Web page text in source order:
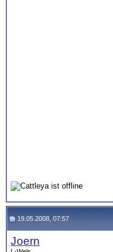
19.05.2008, 07:57
Joern